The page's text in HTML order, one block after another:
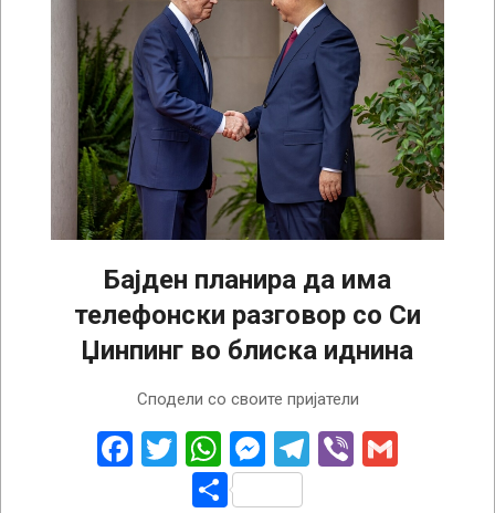
Бајден планира да има
телефонски разговор со Си
Џинпинг во блиска иднина
Сподели со своите пријатели
Facebook
Twitter
WhatsApp
Messenger
Telegram
Viber
Share